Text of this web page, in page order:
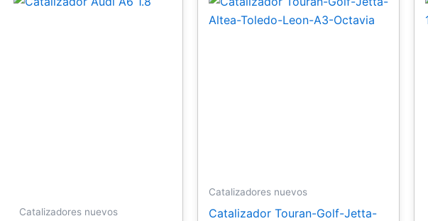
Catalizadores nuevos
Catalizadores nuevos
Catalizador Touran-Golf-Jetta-